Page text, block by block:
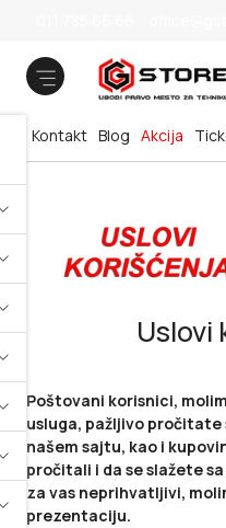
Blog Akcija
Kontakt
Uslovi
Poštovani korisnici,
usluga, pažljivo pročitate
našem sajtu, kao i
pročitali i da se slažete
za vas neprihvatljivi,
prezentaciju.